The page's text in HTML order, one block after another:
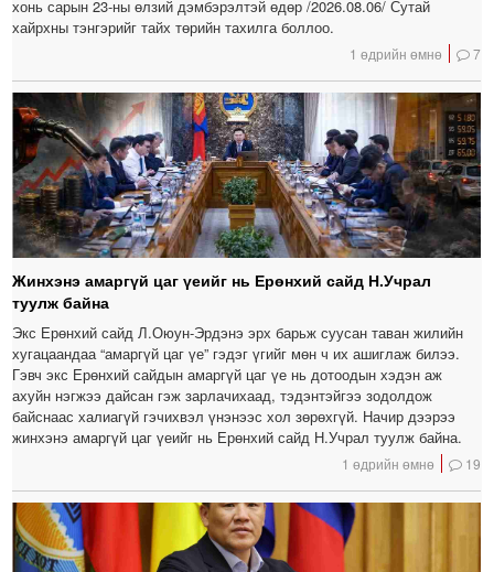
хонь сарын 23-ны өлзий дэмбэрэлтэй өдөр /2026.08.06/ Сутай
хайрхны тэнгэрийг тайх төрийн тахилга боллоо.
1 өдрийн өмнө 7
Жинхэнэ амаргүй цаг үеийг нь Ерөнхий сайд Н.Учрал
туулж байна
Экс Ерөнхий сайд Л.Оюун-Эрдэнэ эрх барьж суусан таван жилийн
хугацаандаа “амаргүй цаг үе” гэдэг үгийг мөн ч их ашиглаж билээ.
Гэвч экс Ерөнхий сайдын амаргүй цаг үе нь дотоодын хэдэн аж
ахуйн нэгжээ дайсан гэж зарлачихаад, тэдэнтэйгээ зодолдож
байснаас халиагүй гэчихвэл үнэнээс хол зөрөхгүй. Начир дээрээ
жинхэнэ амаргүй цаг үеийг нь Ерөнхий сайд Н.Учрал туулж байна.
1 өдрийн өмнө 19